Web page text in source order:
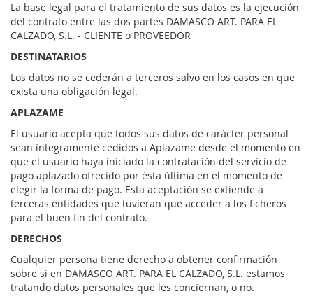
La base legal para el tratamiento de sus datos es la ejecución
del contrato entre las dos partes DAMASCO ART. PARA EL
CALZADO, S.L. - CLIENTE o PROVEEDOR
DESTINATARIOS
Los datos no se cederán a terceros salvo en los casos en que
exista una obligación legal.
APLAZAME
El usuario acepta que todos sus datos de carácter personal
sean íntegramente cedidos a Aplazame desde el momento en
que el usuario haya iniciado la contratación del servicio de
pago aplazado ofrecido por ésta última en el momento de
elegir la forma de pago. Esta aceptación se extiende a
terceras entidades que tuvieran que acceder a los ficheros
para el buen fin del contrato.
DERECHOS
Cualquier persona tiene derecho a obtener confirmación
sobre si en DAMASCO ART. PARA EL CALZADO, S.L. estamos
tratando datos personales que les conciernan, o no.